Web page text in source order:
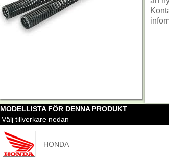
MODELLISTA FÖR DENNA PRODUKT
Välj tillverkare nedan
HONDA